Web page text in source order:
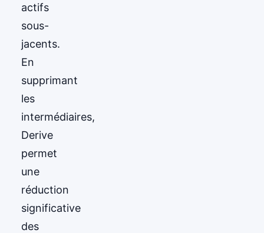
actifs
sous-
jacents.
En
supprimant
les
intermédiaires,
Derive
permet
une
réduction
significative
des